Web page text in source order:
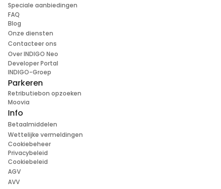
Speciale aanbiedingen
FAQ
Blog
Onze diensten
Contacteer ons
Over INDIGO Neo
Developer Portal
INDIGO-Groep
Parkeren
Retributiebon opzoeken
Moovia
Info
Betaalmiddelen
Wettelijke vermeldingen
Cookiebeheer
Privacybeleid
Cookiebeleid
AGV
AVV